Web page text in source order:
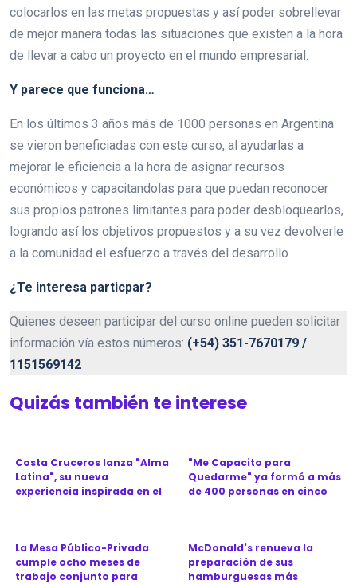
colocarlos en las metas propuestas y así poder sobrellevar
de mejor manera todas las situaciones que existen a la hora
de llevar a cabo un proyecto en el mundo empresarial.
Y parece que funciona…
En los últimos 3 años más de 1000 personas en Argentina
se vieron beneficiadas con este curso, al ayudarlas a
mejorar le eficiencia a la hora de asignar recursos
económicos y capacitandolas para que puedan reconocer
sus propios patrones limitantes para poder desbloquearlos,
logrando así los objetivos propuestos y a su vez devolverle
a la comunidad el esfuerzo a través del desarrollo
¿Te interesa particpar?
Quienes deseen participar del curso online pueden solicitar
información vía estos números: (+54) 351-7670179 /
1151569142
Quizás también te interese
Costa Cruceros lanza "Alma
Latina", su nueva
experiencia inspirada en el
"Me Capacito para
Quedarme" ya formó a más
de 400 personas en cinco
La Mesa Público-Privada
cumple ocho meses de
trabajo conjunto para
McDonald's renueva la
preparación de sus
hamburguesas más